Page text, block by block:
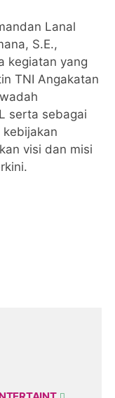
Lanal
S.E.,
kegiatan yang
TNI Angakatan
serta sebagai
visi dan misi